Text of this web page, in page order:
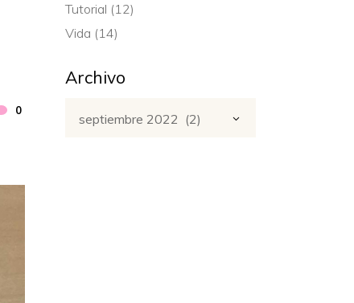
0
Tutorial (12)
Vida (14)
Archivo
septiembre 2022 (2)